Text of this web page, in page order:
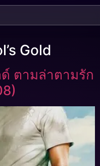
Gold
ด์ ตามล่าตามรัก